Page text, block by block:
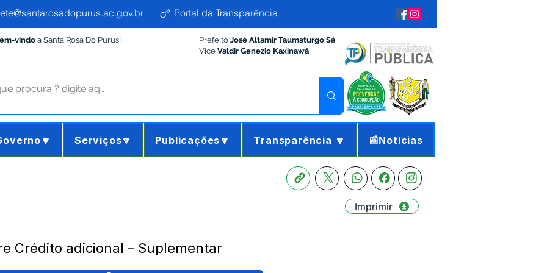
Portal da Transparência
vindo a Santa Rosa Do Purus! Prefeito José Altamir Taumaturgo Sá
Vice Valdir Genezio Kaxinawá
Serviços🔽 Publicações🔽 Transparência 🔽 📰Notícias
Imprimir
Crédito adicional – Suplementar